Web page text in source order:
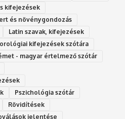
kifejezések
és növénygondozás
Latin szavak, kifejezések
kifejezések szótára
- magyar értelmező szótár
Ps‮gólohciz‬ia s‮átóz‬r
Rövidítések
jelentése